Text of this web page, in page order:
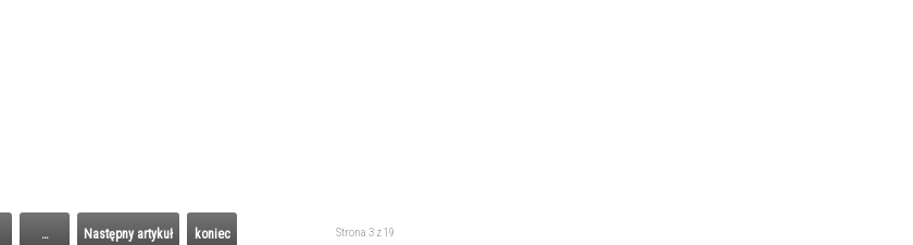
… Następny artykuł koniec Strona 3 z 19